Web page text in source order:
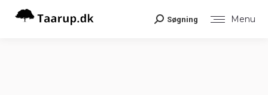
Menu
Search:
Søgning